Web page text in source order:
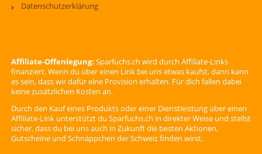
Datenschutzerklärung
Affiliate-Offenlegung: Sparfuchs.ch wird durch Affiliate-Links
finanziert. Wenn du über einen Link bei uns etwas kaufst, dann kann
es sein, dass wir dafür eine Provision erhalten. Für dich fallen dabei
keine zusätzlichen Kosten an.
Durch den Kauf eines Produkts oder einer Dienstleistung über einen
Affiliate-Link unterstützt du Sparfuchs.ch in direkter Weise und stellst
sicher, dass du bei uns auch in Zukunft die besten Aktionen,
Gutscheine und Schnäppchen der Schweiz finden wirst.